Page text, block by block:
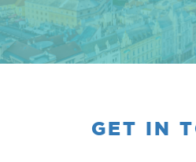
GET IN